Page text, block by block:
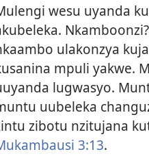
wesu uyanda
ulakonzya
mpuli yakwe.
lugwasyo.
uubeleka
zibotu nzitujana
3:13.